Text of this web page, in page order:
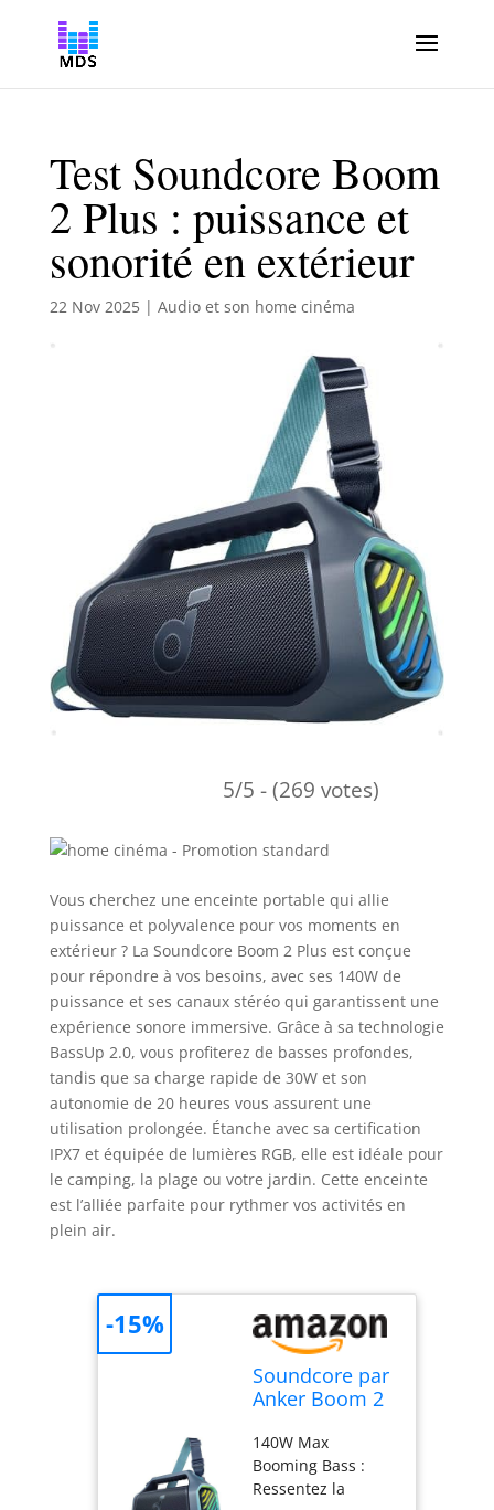
Test Soundcore Boom
2 Plus : puissance et
sonorité en extérieur
22 Nov 2025| Audio et son home cinéma
5/5 - (269 votes)
Vous cherchez une enceinte portable qui allie
puissance et polyvalence pour vos moments en
extérieur ? La Soundcore Boom 2 Plus est conçue
pour répondre à vos besoins, avec ses 140W de
puissance et ses canaux stéréo qui garantissent une
expérience sonore immersive. Grâce à sa technologie
BassUp 2.0, vous profiterez de basses profondes,
tandis que sa charge rapide de 30W et son
autonomie de 20 heures vous assurent une
utilisation prolongée. Étanche avec sa certification
IPX7 et équipée de lumières RGB, elle est idéale pour
le camping, la plage ou votre jardin. Cette enceinte
est l’alliée parfaite pour rythmer vos activités en
plein air.
Soundcore par
Anker Boom 2
Bluetooth
puissante
140W Max
Booming Bass :
Ressentez la
-15%